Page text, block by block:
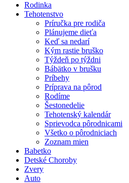
Rodinka
Tehotenstvo
Príručka pre rodiča
Plánujeme dieťa
Keď sa nedarí
Kým rastie bruško
Týždeň po týždni
Bábätko v brušku
Príbehy
Príprava na pôrod
Rodíme
Šestonedelie
Tehotenský kalendár
Sprievodca pôrodnicami
Všetko o pôrodniciach
Zoznam mien
Babetko
Detské Choroby
Zvery
Auto